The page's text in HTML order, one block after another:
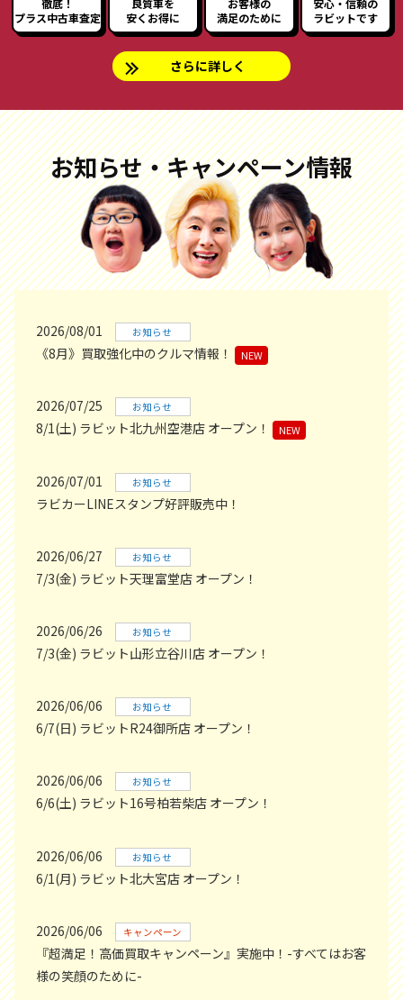
徹底！
プラス中古車査定
良質車を
安くお得に
お客様の
満足のために
安心・信頼の
ラビットです
さらに詳しく
お知らせ・キャンペーン情報
2026/08/01 お知らせ
《8月》買取強化中のクルマ情報！ NEW
2026/07/25 お知らせ
8/1(土) ラビット北九州空港店 オープン！ NEW
2026/07/01 お知らせ
ラビカーLINEスタンプ好評販売中！
2026/06/27 お知らせ
7/3(金) ラビット天理富堂店 オープン！
2026/06/26 お知らせ
7/3(金) ラビット山形立谷川店 オープン！
2026/06/06 お知らせ
6/7(日) ラビットR24御所店 オープン！
2026/06/06 お知らせ
6/6(土) ラビット16号柏若柴店 オープン！
2026/06/06 お知らせ
6/1(月) ラビット北大宮店 オープン！
2026/06/06 キャンペーン
『超満足！高価買取キャンペーン』実施中！-すべてはお客
様の笑顔のために-